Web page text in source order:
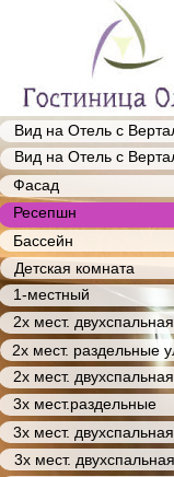
3х мест.
3х мест.
3х мест.раздельные
2х мест.
2х мест. раздельные
2х мест. двухспальная
1-местный
Детская комната
Бассейн
Ресепшн
Фасад
Вид на Отель с
Вид на Отель с